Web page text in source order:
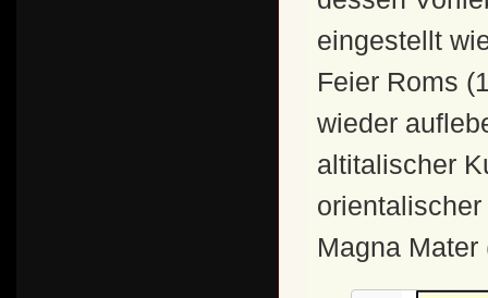
eingestellt
Feier Roms
wieder
altitalischer
Magna